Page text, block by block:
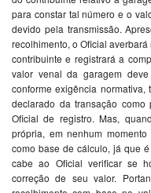
para constar tal número e o
devido pela transmissão.
recolhimento, o Oficial
contribuinte e registrará a
valor venal da garagem
conforme exigência
declarado da transação
Oficial de registro. Mas,
própria, em nenhum
como base de cálculo, já que
cabe ao Oficial verificar se
correção de seu valor.